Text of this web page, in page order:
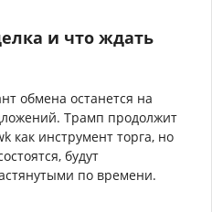
и что ждать
обмена останется на
Трамп продолжит
как инструмент торга, но
будут
по времени.